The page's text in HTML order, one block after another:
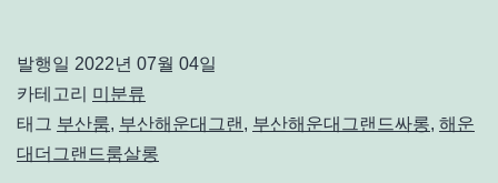
발행일 2022년 07월 04일
카테고리 미분류
태그 부산룸, 부산해운대그랜 , 부산해운대그랜드싸롱, 해운
대더그랜드룸살롱